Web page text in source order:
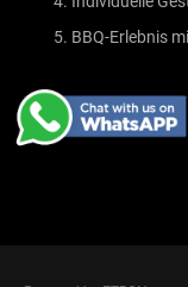
BBQ-Erlebnis